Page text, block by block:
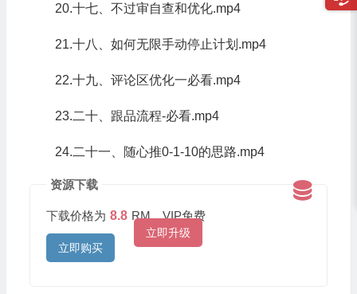
20.十七、不过审自查和优化.mp4
21.十八、如何无限手动停止计划.mp4
22.十九、评论区优化一必看.mp4
23.二十、跟品流程-必看.mp4
24.二十一、随心推0-1-10的思路.mp4
资源下载
下载价格为 8.8 RM，VIP免费
立即升级
立即购买